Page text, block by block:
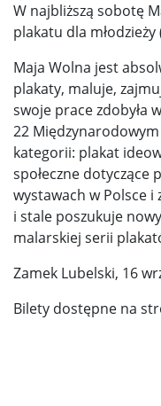
W najbliższą sobotę
plakatu dla
Maja Wolna jest
plakaty, maluje,
swoje prace zdobyła
22
kategorii: plakat
społeczne dotyczące
wystawach w Polsce
i stale poszukuje
malarskiej serii
Zamek Lubelski, 16
Bilety dostępne na